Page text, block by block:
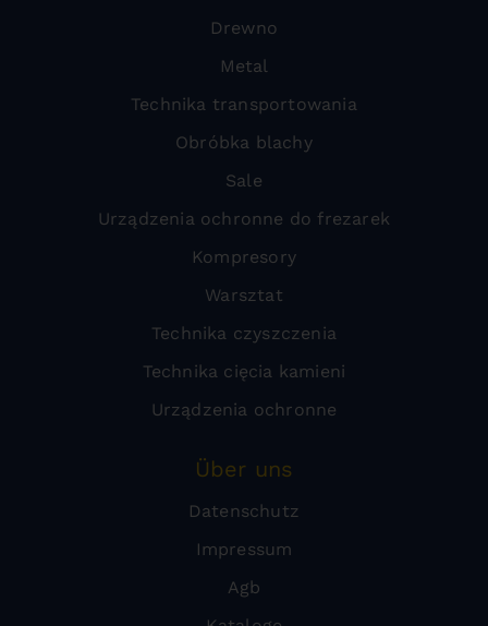
Drewno
Metal
Technika transportowania
Obróbka blachy
Sale
Urządzenia ochronne do frezarek
Kompresory
Warsztat
Technika czyszczenia
Technika cięcia kamieni
Urządzenia ochronne
Über uns
Datenschutz
Impressum
Agb